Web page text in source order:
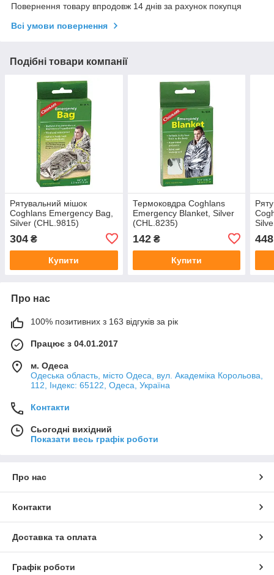
Повернення товару впродовж 14 днів за рахунок покупця
Всі умови повернення
Подібні товари компанії
Рятувальний мішок
Coghlans Emergency Bag,
Silver (CHL.9815)
304 ₴
Купити
Термоковдра Coghlans
Emergency Blanket, Silver
(CHL.8235)
142₴
Купити
448
Про нас
100% позитивних з 163 відгуків за рік
Працює з 04.01.2017
м. Одеса
Одеська область, місто Одеса, вул. Академіка Корольова,
112, Індекс: 65122, Одеса, Україна
Контакти
Сьогодні вихідний
Показати весь графік роботи
Про нас
Контакти
Доставка та оплата
Графік роботи